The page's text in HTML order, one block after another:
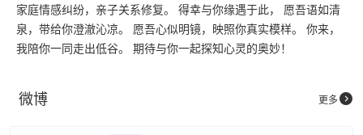
证书
家庭情感纠纷，亲子关系修复。 得幸与你缘遇于此， 愿吾语如清
泉，带给你澄澈沁凉。 愿吾心似明镜，映照你真实模样。 你来，
我陪你一同走出低谷。 期待与你一起探知心灵的奥妙！
微博 更多